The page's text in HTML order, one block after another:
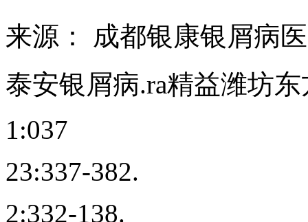
来源： 成都银康银屑病
泰安银屑病.ra精益潍坊东
1:037
23:337-382.
2:332-138.